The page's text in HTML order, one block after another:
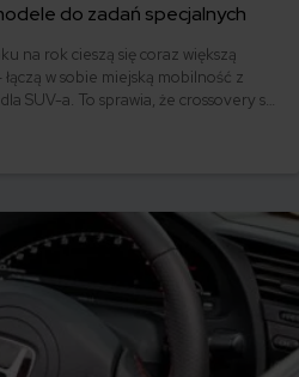
do zadań specjalnych
na rok cieszą się coraz większą
w sobie miejską mobilność z
SUV-a. To sprawia, że crossovery są
aut i sprawdź, który